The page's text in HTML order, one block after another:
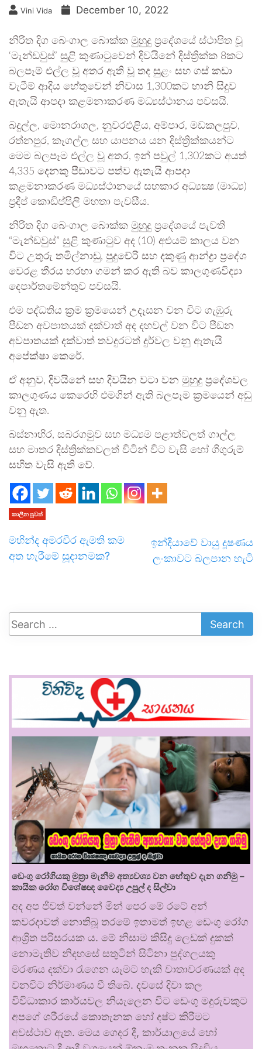
Vini Vida December 10, 2022
නිරිත දිග බෙංගාල බොක්ක මුහුදු ප්‍රදේශයේ ස්ථාපිත වූ
‘මැන්ඩවුස්’ සුළි කුණාටුවෙන් දිවයිනේ දිස්ත්‍රික්ක 8කට
බලපෑම් එල්ල වූ අතර ඇති වූ තද සුළං සහ ගස් කඩා
වැටීම් ආදිය හේතුවෙන් නිවාස 1,300කට හානි සිදුව
ඇතැයි ආපදා කළමනාකරණ මධ්‍යස්ථානය පවසයි.
බදුල්ල, මොනරාගල, නුවරඑළිය, අම්පාර, මඩකලපුව,
රත්නපුර, කෑගල්ල සහ යාපනය යන දිස්ත්‍රික්කයන්ට
මෙම බලපෑම එල්ල වූ අතර, ඉන් පවුල් 1,302කට අයත්
4,335 දෙනකු පීඩාවට පත්ව ඇතැයි ආපදා
කළමනාකරණ මධ්‍යස්ථානයේ සහකාර අධ්‍යක්‍ෂ (මාධ්‍ය)
ප්‍රදීප් කොඩිප්පිලි මහතා පැවසීය.
නිරිත දිග බෙංගාල බොක්ක මුහුදු ප්‍රදේශයේ පැවති
“මැන්ඩවුස්” සුළි කුණාටුව අද (10) අළුයම් කාලය වන
විට උතුරු තමිල්නාඩු, පුදුචේරි සහ දකුණු ආන්ද්‍රා ප්‍රදේශ
වෙරළ තීරය හරහා ගමන් කර ඇති බව කාලගුණවිද්‍යා
දෙපාර්තමේන්තුව පවසයි.
එම පද්ධතිය ක්‍රම ක්‍රමයෙන් උදෑසන වන විට ගැඹුරු
පීඩන අවපාතයක් දක්වාත් අද දහවල් වන විට පීඩන
අවපාතයක් දක්වාත් තවදුරටත් දුර්වල වනු ඇතැයි
අපේක්ෂා කෙරේ.
ඒ අනුව, දිවයිනේ සහ දිවයින වටා වන මුහුදු ප්‍රදේශවල
කාලගුණය කෙරෙහි එමගින් ඇති බලපෑම ක්‍රමයෙන් අඩු
වනු ඇත.
බස්නාහිර, සබරගමුව සහ මධ්‍යම පළාත්වලත් ගාල්ල
සහ මාතර දිස්ත්‍රික්කවලත් විටින් විට වැසි හෝ ගිගුරුම්
සහිත වැසි ඇති වේ.
කාලීන පුවත්
මහින්ද අමරවීර ඇමති කම
අත හැරීමේ සූදානමක?
ඉන්දියාවේ වායු දූෂණය
ලංකාවට බලපාන හැටි
ඩෙංගු රෝගියකු ⁣මුත්‍රා මැනීම අත්‍යවශ්‍ය වන හේතුව දැන ගනිමු –
කායික රෝග විශේෂඥ වෛද්‍ය උපුල් ද සිල්වා
අද අප ජීවත් වන්නේ මින් පෙර මේ රටේ අන්
කවරදාවත් නොතිබූ තරමේ ඉතාමත් ඉහළ ඩෙංගු රෝග
ආශ්‍රිත පරිසරයක ය. මේ නිසාම කිසිදු ලෙඩක් දුකක්
නොමැතිව නිදහසේ සතුටින් සිටිනා පුද්ගලයකු
මරණය දක්වා රැගෙන යෑමට හැකි වාතාවරණයක් අද
වනවිට නිර්මාණය වී තිබේ. දවසේ දිවා කල
විවිධාකාර කාර්යවල නියැලෙන විට ඩෙංගු මදුරුවකුට
අපගේ ශරීරයේ කොතැනක හෝ දෂ්ට කිරීමට
අවස්ථාව ඇත. මෙය ගෙදර දී, කාර්යාලයේ හෝ